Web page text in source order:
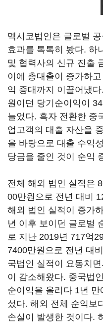
멕시코법인은 글로벌
효과를 톡톡히 봤다. 하
및 협력사의 신규 진출
이에 총대출이 증가하
익 증대까지 이끌어냈
원이던 당기순이익이
늘었다. 흑자 전환한 중
업고객의 대출 자산을
을 바탕으로 대출 수익
당금을 줄인 것이 순익
전체 해외 법인 실적은
00만원으로 전년 대비
해외 법인 실적이 증가
년 이후 보이던 글로벌
로 지난 2019년 717억
7400만원으로 전년 대
국법인 실적이 요동치
이 감소해왔다. 중국법
순이익을 올리다 1년
섰다. 해외 전체 순익보
손실이 발생한 것이다.